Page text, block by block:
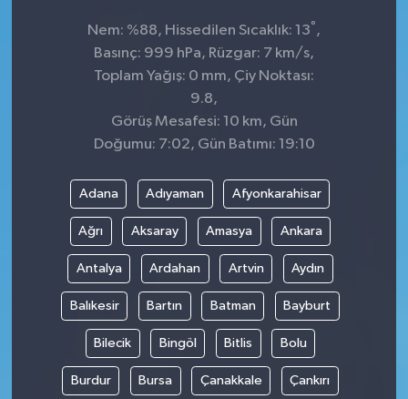
Nem: %88, Hissedilen Sıcaklık: 13° ,
Basınç: 999 hPa, Rüzgar: 7 km/s,
Toplam Yağış: 0 mm, Çiy Noktası:
9.8,
Görüş Mesafesi: 10 km, Gün
Doğumu: 7:02, Gün Batımı: 19:10
Adana Adıyaman Afyonkarahisar
Ağrı Aksaray Amasya Ankara
Antalya Ardahan Artvin Aydın
Balıkesir Bartın Batman Bayburt
Bilecik Bingöl Bitlis Bolu
Burdur Bursa Çanakkale Çankırı